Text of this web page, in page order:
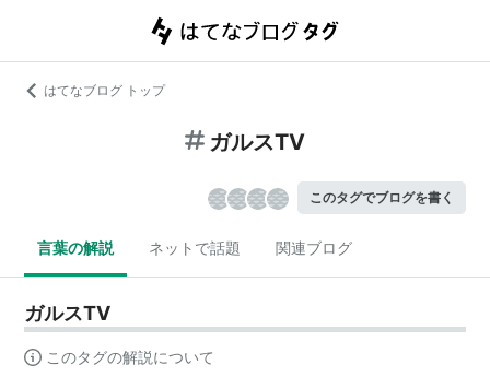
はてなブログ トップ
ガルスTV
このタグでブログを書く
言葉の解説 ネットで話題 関連ブログ
ガルスTV
このタグの解説について